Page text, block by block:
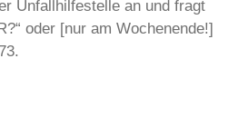
Unfallhilfestelle an und fragt
oder [nur am Wochenende!]